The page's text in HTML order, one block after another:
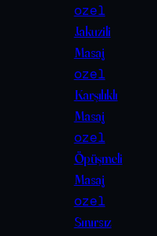
ozel
Jakuzili
Masaj
ozel
Karşılıklı
Masaj
ozel
Öpüşmeli
Masaj
ozel
Sınırsız